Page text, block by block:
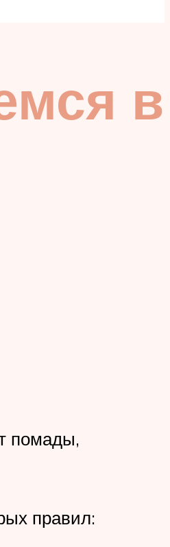
в
помады,
правил: